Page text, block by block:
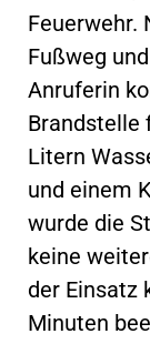
Feuerwehr.
Fußweg
Anruferin
Brandstelle
Litern
und einem
wurde die
keine
der Einsatz
Minuten